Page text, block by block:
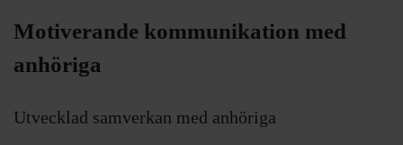
Motiverande kommunikation med
anhöriga
Utvecklad samverkan med anhöriga